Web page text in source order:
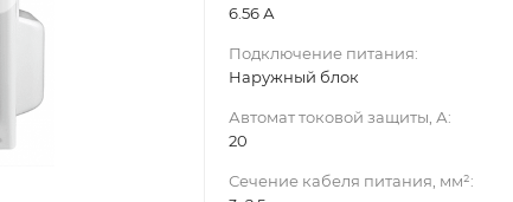
6.56 А
Подключение питания:
Наружный блок
Автомат токовой защиты, А:
20
Сечение кабеля питания, мм²: